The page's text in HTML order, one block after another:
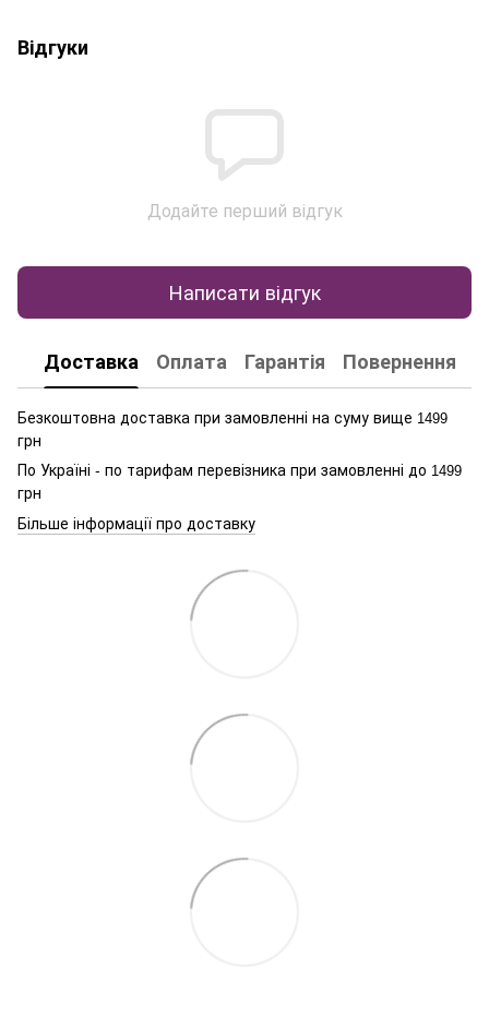
Відгуки
Додайте перший відгук
Написати відгук
Доставка Оплата Гарантія Повернення
Безкоштовна доставка при замовленні на суму вище 1499
грн
По Україні - по тарифам перевізника при замовленні до 1499
грн
Більше інформації про доставку